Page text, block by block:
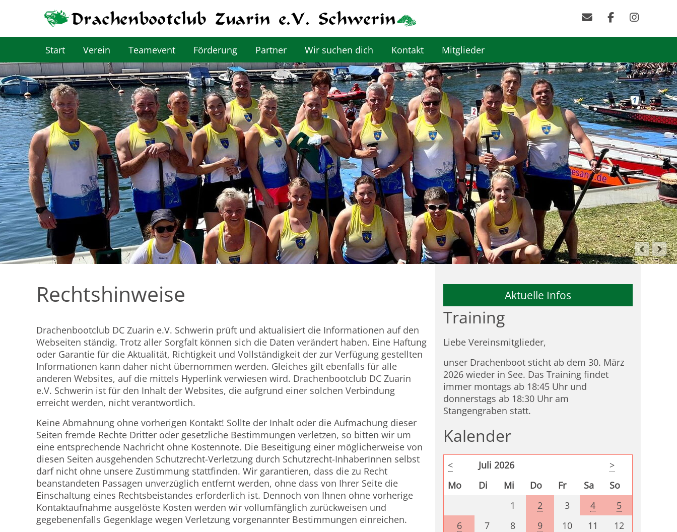
Start Verein Teamevent Förderung Partner Wir suchen dich Kontakt Mitglieder
Rechtshinweise
Drachenbootclub DC Zuarin e.V. Schwerin prüft und aktualisiert die Informationen auf den
Webseiten ständig. Trotz aller Sorgfalt können sich die Daten verändert haben. Eine Haftung
oder Garantie für die Aktualität, Richtigkeit und Vollständigkeit der zur Verfügung gestellten
Informationen kann daher nicht übernommen werden. Gleiches gilt ebenfalls für alle
anderen Websites, auf die mittels Hyperlink verwiesen wird. Drachenbootclub DC Zuarin
e.V. Schwerin ist für den Inhalt der Websites, die aufgrund einer solchen Verbindung
erreicht werden, nicht verantwortlich.
Keine Abmahnung ohne vorherigen Kontakt! Sollte der Inhalt oder die Aufmachung dieser
Seiten fremde Rechte Dritter oder gesetzliche Bestimmungen verletzen, so bitten wir um
eine entsprechende Nachricht ohne Kostennote. Die Beseitigung einer möglicherweise von
diesen Seiten ausgehenden Schutzrecht-Verletzung durch Schutzrecht-InhaberInnen selbst
darf nicht ohne unsere Zustimmung stattfinden. Wir garantieren, dass die zu Recht
beanstandeten Passagen unverzüglich entfernt werden, ohne dass von Ihrer Seite die
Einschaltung eines Rechtsbeistandes erforderlich ist. Dennoch von Ihnen ohne vorherige
Kontaktaufnahme ausgelöste Kosten werden wir vollumfänglich zurückweisen und
gegebenenfalls Gegenklage wegen Verletzung vorgenannter Bestimmungen einreichen.
Aktuelle Infos
Training
Liebe Vereinsmitglieder,
unser Drachenboot sticht ab dem 30. März
2026 wieder in See. Das Training findet
immer montags ab 18:45 Uhr und
donnerstags ab 18:30 Uhr am
Stangengraben statt.
Kalender
< Juli 2026
>
Mo
Di Mi Do Fr Sa
So
1
2 3 4
5
6
7 8 9 10 11
12